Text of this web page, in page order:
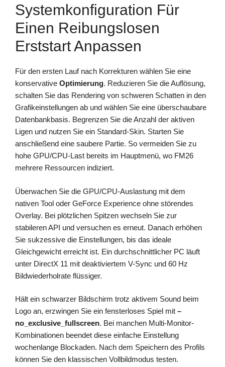
Systemkonfiguration Für
Einen Reibungslosen
Erststart Anpassen
Für den ersten Lauf nach Korrekturen wählen Sie eine
konservative Optimierung. Reduzieren Sie die Auflösung,
schalten Sie das Rendering von schweren Schatten in den
Grafikeinstellungen ab und wählen Sie eine überschaubare
Datenbankbasis. Begrenzen Sie die Anzahl der aktiven
Ligen und nutzen Sie ein Standard-Skin. Starten Sie
anschließend eine saubere Partie. So vermeiden Sie zu
hohe GPU/CPU-Last bereits im Hauptmenü, wo FM26
mehrere Ressourcen indiziert.
Überwachen Sie die GPU/CPU-Auslastung mit dem
nativen Tool oder GeForce Experience ohne störendes
Overlay. Bei plötzlichen Spitzen wechseln Sie zur
stabileren API und versuchen es erneut. Danach erhöhen
Sie sukzessive die Einstellungen, bis das ideale
Gleichgewicht erreicht ist. Ein durchschnittlicher PC läuft
unter DirectX 11 mit deaktiviertem V-Sync und 60 Hz
Bildwiederholrate flüssiger.
Hält ein schwarzer Bildschirm trotz aktivem Sound beim
Logo an, erzwingen Sie ein fensterloses Spiel mit –
no_exclusive_fullscreen. Bei manchen Multi-Monitor-
Kombinationen beendet diese einfache Einstellung
wochenlange Blockaden. Nach dem Speichern des Profils
können Sie den klassischen Vollbildmodus testen.